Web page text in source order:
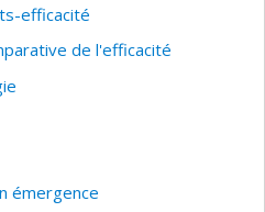
urbaines
efficacité
de l'efficacité
émergence